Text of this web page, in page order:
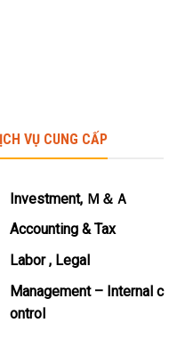
VỤ CUNG CẤP
Investment, Ｍ＆Ａ
Accounting & Tax
Labor , Legal
Management – Internal c
ontrol